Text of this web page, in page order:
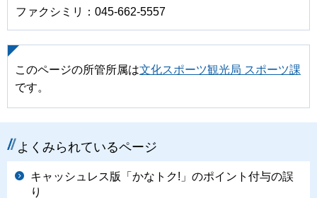
ファクシミリ：045-662-5557
このページの所管所属は文化スポーツ観光局 スポーツ課
です。
よくみられているページ
キャッシュレス版「かなトク!」のポイント付与の誤
り